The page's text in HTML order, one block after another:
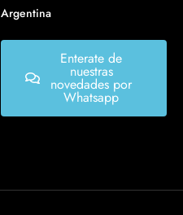
Argentina
Enterate de
nuestras
novedades por
Whatsapp